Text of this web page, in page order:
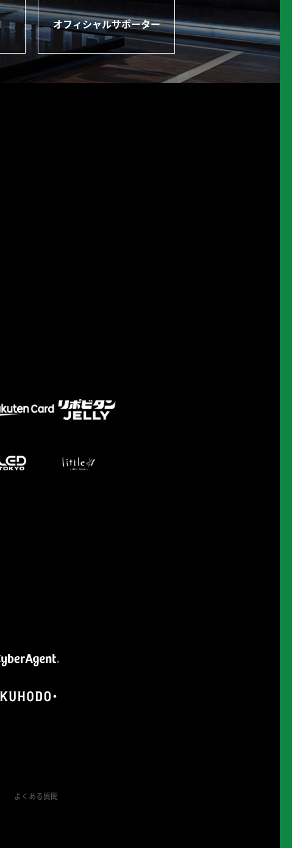
オフィシャルサポーター
よくある質問